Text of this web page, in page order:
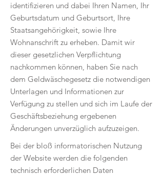
identifizieren und dabei Ihren Namen, Ihr
Geburtsdatum und Geburtsort, Ihre
Staatsangehörigkeit, sowie Ihre
Wohnanschrift zu erheben. Damit wir
dieser gesetzlichen Verpflichtung
nachkommen können, haben Sie nach
dem Geldwäschegesetz die notwendigen
Unterlagen und Informationen zur
Verfügung zu stellen und sich im Laufe der
Geschäftsbeziehung ergebenen
Änderungen unverzüglich aufzuzeigen.
Bei der bloß informatorischen Nutzung
der Website werden die folgenden
technisch erforderlichen Daten